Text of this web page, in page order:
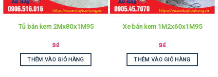
Tủ bán kem 2Mx80x1M95
9₫
THÊM VÀO GIỎ HÀNG
Xe bán kem 1M2x60x1M95
9₫
THÊM VÀO GIỎ HÀNG